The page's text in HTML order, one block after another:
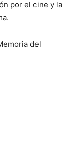
por el cine y la
del